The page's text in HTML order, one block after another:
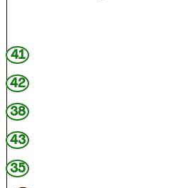
s
e
m
W
r
k
a
n
41
42
38
43
35